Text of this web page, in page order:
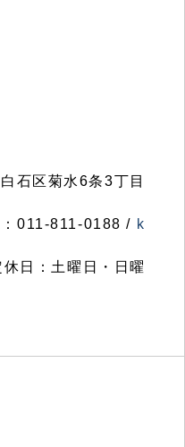
石区菊水6条3丁目
011-811-0188 / k
日：土曜日・日曜